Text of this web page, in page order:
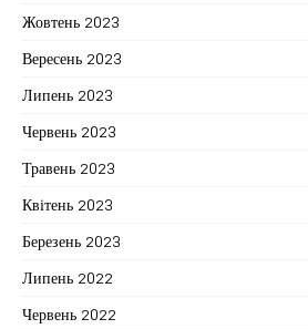
Жовтень 2023
Вересень 2023
Липень 2023
Червень 2023
Травень 2023
Квітень 2023
Березень 2023
Липень 2022
Червень 2022